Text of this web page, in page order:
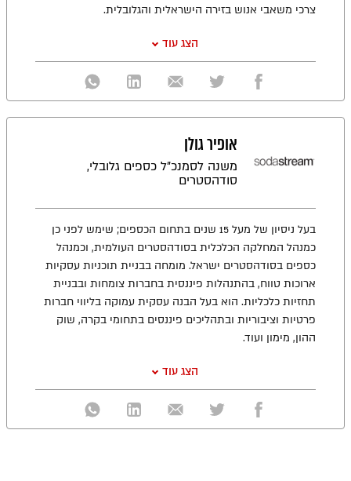
צרכי משאבי אנוש בזירה הישראלית והגלובלית.
הצג עוד
אופיר גולן
משנה לסמנכ"ל כספים גלובלי,
סודהסטרים
בעל ניסיון של מעל 15 שנים בתחום הכספים; שימש לפני כן
כמנהל המחלקה הכלכלית בסודהסטרים העולמית, וכמנהל
כספים בסודהסטרים ישראל. מומחה בבניית תוכניות עסקיות
ארוכות טווח, בהתנהלות פיננסית בחברות צומחות ובבניית
תחזיות כלכליות. הוא בעל הבנה עסקית עמוקה בליווי חברות
פרטיות וציבוריות ובתהליכים פיננסים בתחומי בקרה, שוק
ההון, מימון ועוד.
הצג עוד